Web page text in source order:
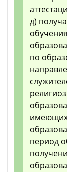
д)
по
имеющих
период